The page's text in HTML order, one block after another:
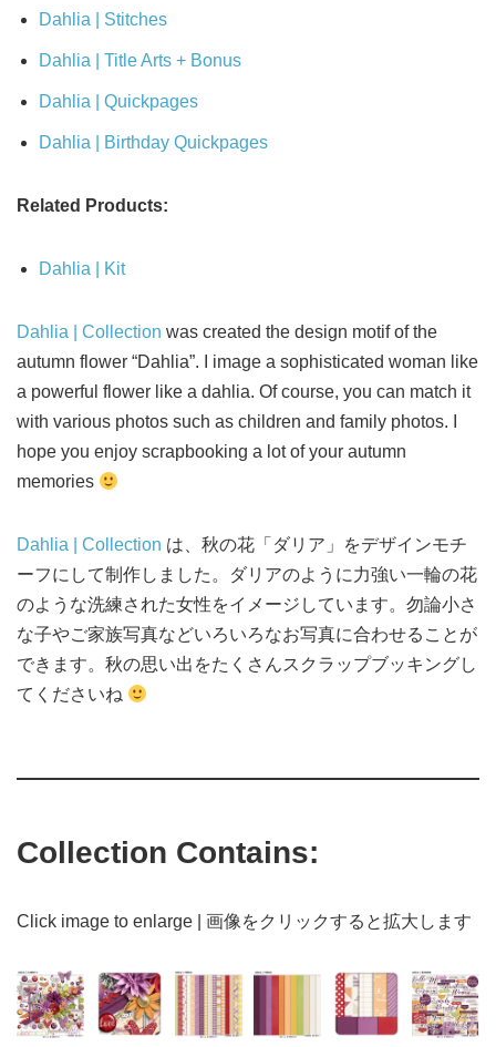
Dahlia | Stitches
Dahlia | Title Arts + Bonus
Dahlia | Quickpages
Dahlia | Birthday Quickpages
Related Products:
Dahlia | Kit
Dahlia | Collection was created the design motif of the
autumn flower “Dahlia”. I image a sophisticated woman like
a powerful flower like a dahlia. Of course, you can match it
with various photos such as children and family photos. I
hope you enjoy scrapbooking a lot of your autumn
memories
Dahlia | Collection は、秋の花「ダリア」をデザインモチ
ーフにして制作しました。ダリアのように力強い一輪の花
のような洗練された女性をイメージしています。勿論小さ
な子やご家族写真などいろいろなお写真に合わせることが
できます。秋の思い出をたくさんスクラップブッキングし
てくださいね
Collection Contains:
Click image to enlarge | 画像をクリックすると拡大します